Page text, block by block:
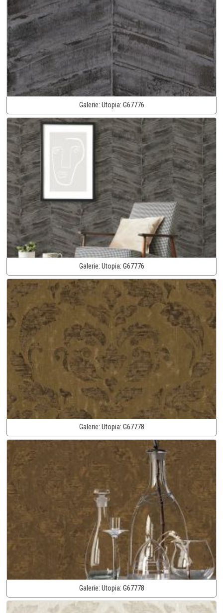
Galerie: Utopia: G67776
Galerie: Utopia: G67776
Galerie: Utopia: G67778
Galerie: Utopia: G67778